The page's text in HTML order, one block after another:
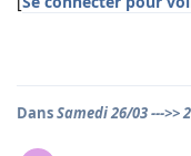
DansSamedi 26/03 --->>